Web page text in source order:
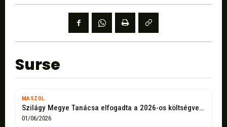
Surse
MASZOL
Szilágy Megye Tanácsa elfogadta a 2026-os költségvetés módosítását
01/06/2026